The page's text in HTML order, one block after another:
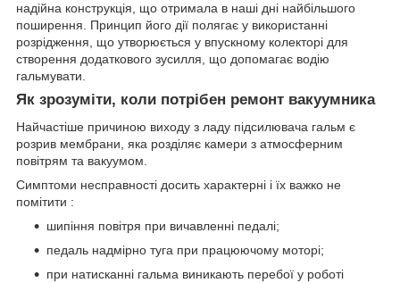
надійна конструкція, що отримала в наші дні найбільшого
поширення. Принцип його дії полягає у використанні
розрідження, що утворюється у впускному колекторі для
створення додаткового зусилля, що допомагає водію
гальмувати.
Як зрозуміти, коли потрібен ремонт вакуумника
Найчастіше причиною виходу з ладу підсилювача гальм є
розрив мембрани, яка розділяє камери з атмосферним
повітрям та вакуумом.
Симптоми несправності досить характерні і їх важко не
помітити :
шипіння повітря при вичавленні педалі;
педаль надмірно туга при працюючому моторі;
при натисканні гальма виникають перебої у роботі